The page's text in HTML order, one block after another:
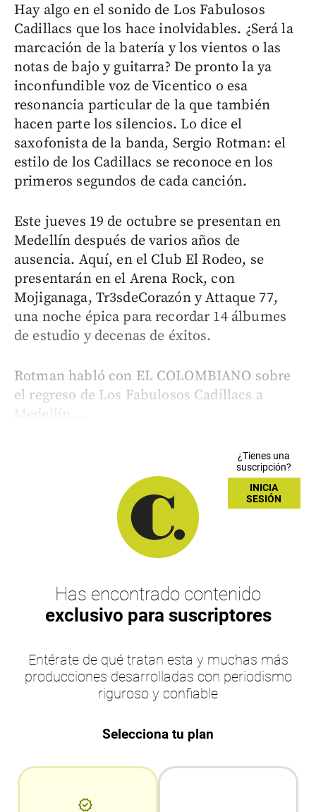
Hay algo en el sonido de Los Fabulosos
Cadillacs que los hace inolvidables. ¿Será la
marcación de la batería y los vientos o las
notas de bajo y guitarra? De pronto la ya
inconfundible voz de Vicentico o esa
resonancia particular de la que también
hacen parte los silencios. Lo dice el
saxofonista de la banda, Sergio Rotman: el
estilo de los Cadillacs se reconoce en los
primeros segundos de cada canción.
Este jueves 19 de octubre se presentan en
Medellín después de varios años de
ausencia. Aquí, en el Club El Rodeo, se
presentarán en el Arena Rock, con
Mojiganaga, Tr3sdeCorazón y Attaque 77,
una noche épica para recordar 14 álbumes
de estudio y decenas de éxitos.
Rotman habló con EL COLOMBIANO sobre
el regreso de Los Fabulosos Cadillacs a
Medellín....
¿Tienes una
suscripción?
INICIA
SESIÓN
Has encontrado contenido
exclusivo para suscriptores
Entérate de qué tratan esta y muchas más
producciones desarrolladas con periodismo
riguroso y confiable
Selecciona tu plan